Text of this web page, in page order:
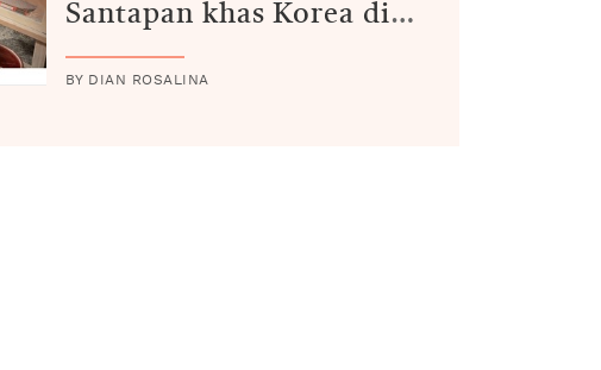
Santapan khas Korea di
Spectrum Restaurant
BY DIAN ROSALINA